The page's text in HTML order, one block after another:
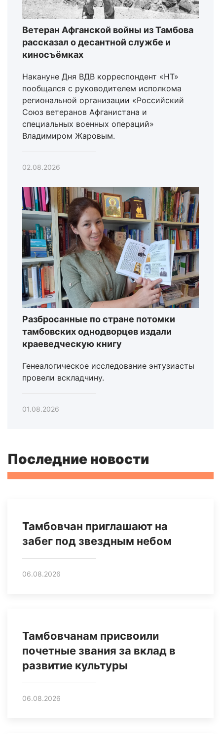
Ветеран Афганской войны из Тамбова
рассказал о десантной службе и
киносъёмках
Накануне Дня ВДВ корреспондент «НТ»
пообщался с руководителем исполкома
региональной организации «Российский
Союз ветеранов Афганистана и
специальных военных операций»
Владимиром Жаровым.
02.08.2026
Разбросанные по стране потомки
тамбовских однодворцев издали
краеведческую книгу
Генеалогическое исследование энтузиасты
провели вскладчину.
01.08.2026
Последние новости
Тамбовчан приглашают на
забег под звездным небом
06.08.2026
Тамбовчанам присвоили
почетные звания за вклад в
развитие культуры
06.08.2026